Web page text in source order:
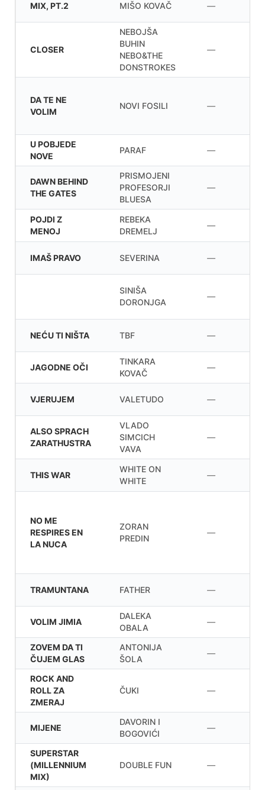
MIX, PT.2 MIŠO KOVAČ —
CLOSER
NEBOJŠA
BUHIN
NEBO&THE
DONSTROKES
—
DA TE NE
VOLIM
NOVI FOSILI —
U POBJEDE
NOVE
PARAF —
DAWN BEHIND
THE GATES
PRISMOJENI
PROFESORJI
BLUESA
—
POJDI Z
MENOJ
REBEKA
DREMELJ
—
IMAŠ PRAVO SEVERINA —
SINIŠA
DORONJGA
—
NEĆU TI NIŠTA TBF —
JAGODNE OČI
TINKARA
KOVAČ
—
VJERUJEM VALETUDO —
ALSO SPRACH
ZARATHUSTRA
VLADO
SIMCICH
VAVA
—
THIS WAR
WHITE ON
WHITE
—
NO ME
RESPIRES EN
LA NUCA
ZORAN
PREDIN
—
TRAMUNTANA FATHER —
VOLIM JIMIA
DALEKA
OBALA
—
ZOVEM DA TI
ČUJEM GLAS
ANTONIJA
ŠOLA
—
ROCK AND
ROLL ZA
ZMERAJ
ČUKI —
MIJENE
DAVORIN I
BOGOVIĆI
—
SUPERSTAR
(MILLENNIUM
MIX)
DOUBLE FUN —